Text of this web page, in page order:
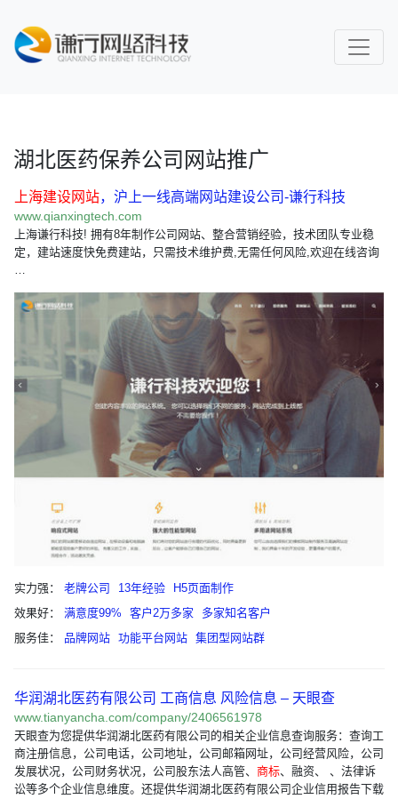
湖北医药保养公司网站推广
上海建设网站，沪上一线高端网站建设公司-谦行科技
www.qianxingtech.com
上海谦行科技! 拥有8年制作公司网站、整合营销经验，技术团队专业稳
定，建站速度快免费建站，只需技术维护费,无需任何风险,欢迎在线咨询
…
实力强： 老牌公司 13年经验
H5页面制作
效果好：
满意度99% 客户2万多家
多家知名客户
服务佳：
品牌网站 功能平台网站 集团型网站群
华润湖北医药有限公司 工商信息 风险信息 – 天眼查
www.tianyancha.com/company/2406561978
天眼查为您提供华润湖北医药有限公司的相关企业信息查询服务：查询工
商注册信息，公司电话，公司地址，公司邮箱网址，公司经营风险，公司
发展状况，公司财务状况，公司股东法人高管、 商标、融资、 、法律诉
讼等多个企业信息维度。还提供华润湖北医药有限公司企业信用报告下载